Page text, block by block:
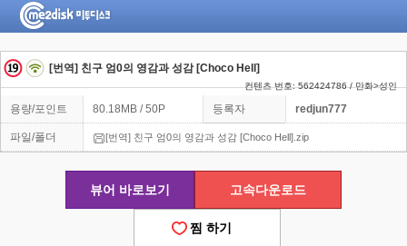
[번역] 친구 엄0의 영감과 성감 [Choco Hell]
컨텐츠 번호: 562424786 / 만화>성인
용량/포인트 80.18MB / 50P 등록자 redjun777
파일/폴더 [번역] 친구 엄0의 영감과 성감 [Choco Hell].zip
뷰어 바로보기 고속다운로드
찜 하기